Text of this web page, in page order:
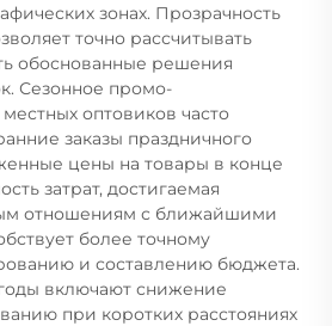
зонах. Прозрачность
точно рассчитывать
обоснованные решения
Сезонное промо-
оптовиков часто
заказы праздничного
цены на товары в конце
затрат, достигаемая
отношениям с ближайшими
более точному
и составлению бюджета.
включают снижение
при коротких расстояниях